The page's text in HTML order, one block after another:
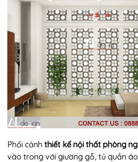
Phối cảnh thiết kế nội thất phòng
vào trong với giường gỗ, tủ quần